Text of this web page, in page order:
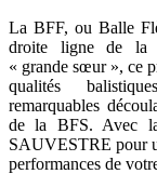
La BFF, ou Balle
droite ligne de la
« grande sœur », ce
qualités
remarquables
de la BFS. Avec
SAUVESTRE pour
performances de